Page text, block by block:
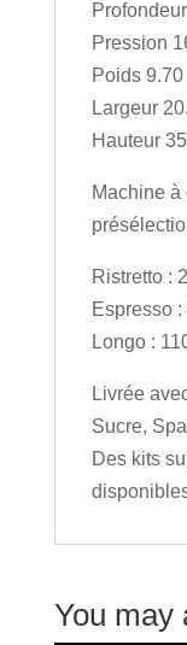
Pression
Poids 9.70
Largeur
Hauteur
Machine à
Ristretto :
Espresso :
Longo :
Livrée
Sucre,
Des kits
You